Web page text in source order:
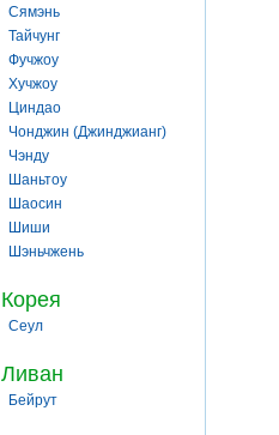
Сямэнь
Тайчунг
Фучжоу
Хучжоу
Циндао
Чонджин (Джинджианг)
Чэнду
Шаньтоу
Шаосин
Шиши
Шэньчжень
Корея
Сеул
Ливан
Бейрут